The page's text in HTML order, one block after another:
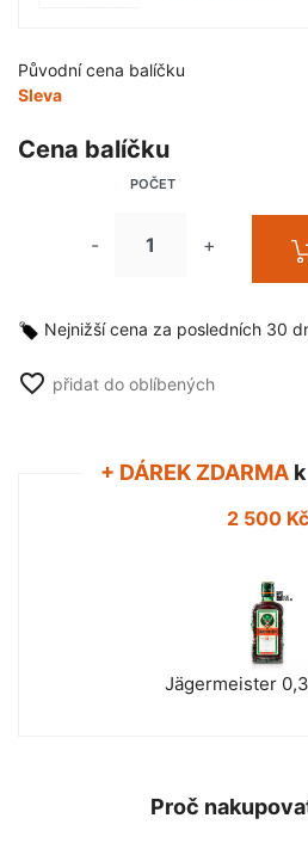
Původní cena balíčku
Sleva
Cena balíčku
POČET
- +
Nejnižší cena za posledních 30
favorite_border přidat do oblíbených
+ DÁREK ZDARMAk
2 500 Kč
Jägermeister
Proč